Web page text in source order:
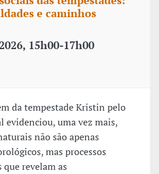
e caminhos
15h00-17h00
da tempestade Kristin pelo
uma vez mais,
não são apenas
mas processos
revelam as